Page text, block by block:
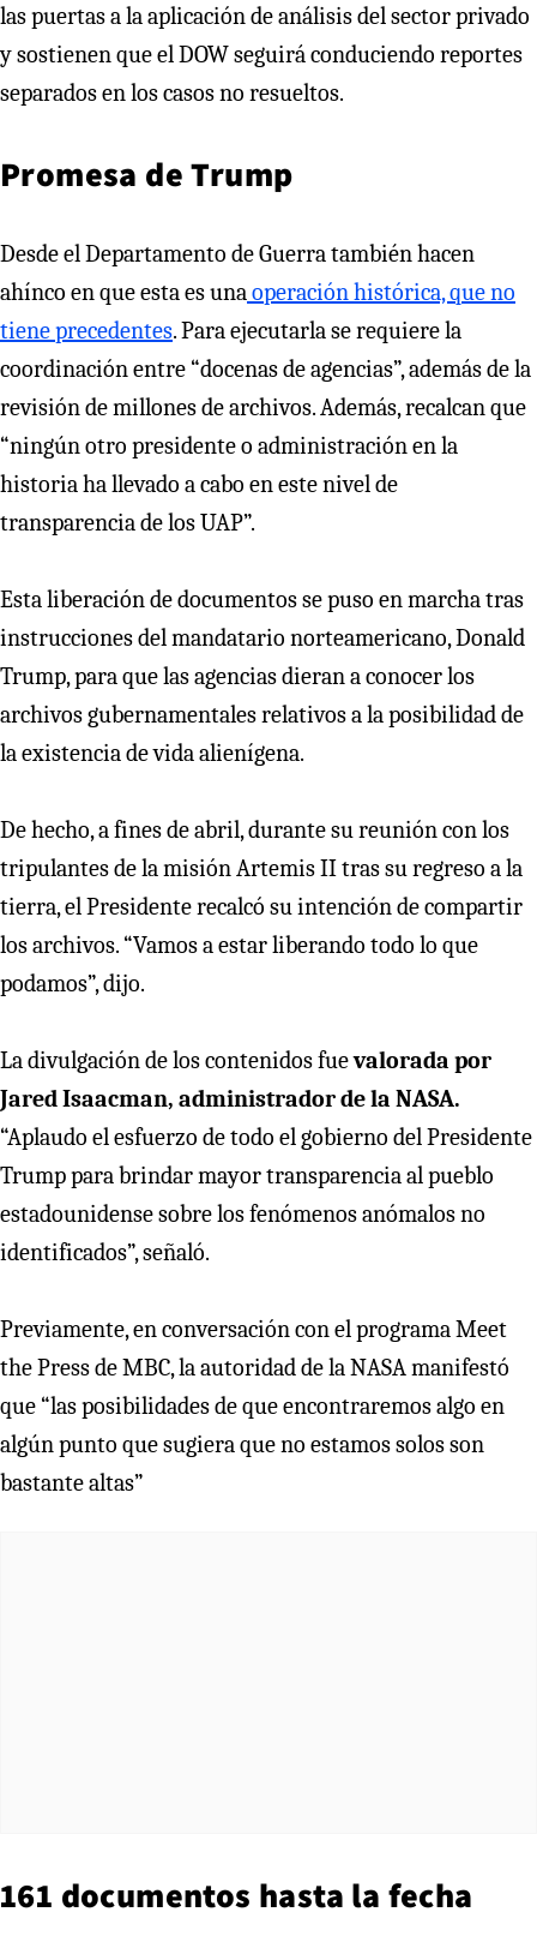
las puertas a la aplicación de análisis del sector privado
y sostienen que el DOW seguirá conduciendo reportes
separados en los casos no resueltos.
Promesa de Trump
Desde el Departamento de Guerra también hacen
ahínco en que esta es unaoperación histórica, que no
tiene precedentes. Para ejecutarla se requiere la
coordinación entre “docenas de agencias”, además de la
revisión de millones de archivos. Además, recalcan que
“ningún otro presidente o administración en la
historia ha llevado a cabo en este nivel de
transparencia de los UAP”.
Esta liberación de documentos se puso en marcha tras
instrucciones del mandatario norteamericano, Donald
Trump, para que las agencias dieran a conocer los
archivos gubernamentales relativos a la posibilidad de
la existencia de vida alienígena.
De hecho, a fines de abril, durante su reunión con los
tripulantes de la misión Artemis II tras su regreso a la
tierra, el Presidente recalcó su intención de compartir
los archivos. “Vamos a estar liberando todo lo que
podamos”, dijo.
La divulgación de los contenidos fuevalorada por
Jared Isaacman, administrador de la NASA.
“Aplaudo el esfuerzo de todo el gobierno del Presidente
Trump para brindar mayor transparencia al pueblo
estadounidense sobre los fenómenos anómalos no
identificados”, señaló.
Previamente, en conversación con el programa Meet
the Press de MBC, la autoridad de la NASA manifestó
que “las posibilidades de que encontraremos algo en
algún punto que sugiera que no estamos solos son
bastante altas”
161 documentos hasta la fecha